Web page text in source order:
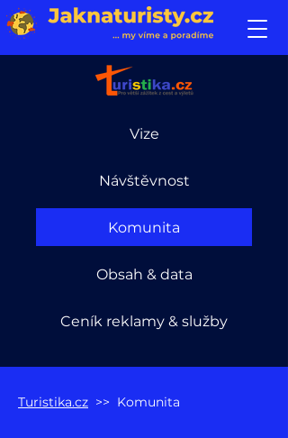
Vize
Návštěvnost
Komunita
Obsah & data
Ceník reklamy & služby
Turistika.cz >> Komunita